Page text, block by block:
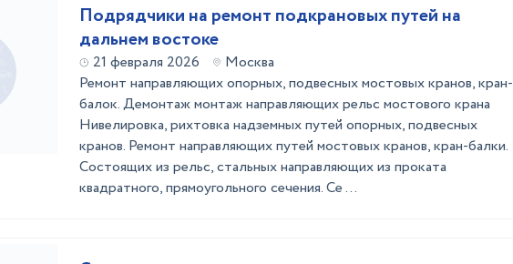
Подрядчики на ремонт подкрановых путей на
дальнем востоке
21 февраля 2026
Москва
Ремонт направляющих опорных, подвесных мостовых кранов, кран-
балок. Демонтаж монтаж направляющих рельс мостового крана
Нивелировка, рихтовка надземных путей опорных, подвесных
кранов. Ремонт направляющих путей мостовых кранов, кран-балки.
Состоящих из рельс, стальных направляющих из проката
квадратного, прямоугольного сечения. Се ...